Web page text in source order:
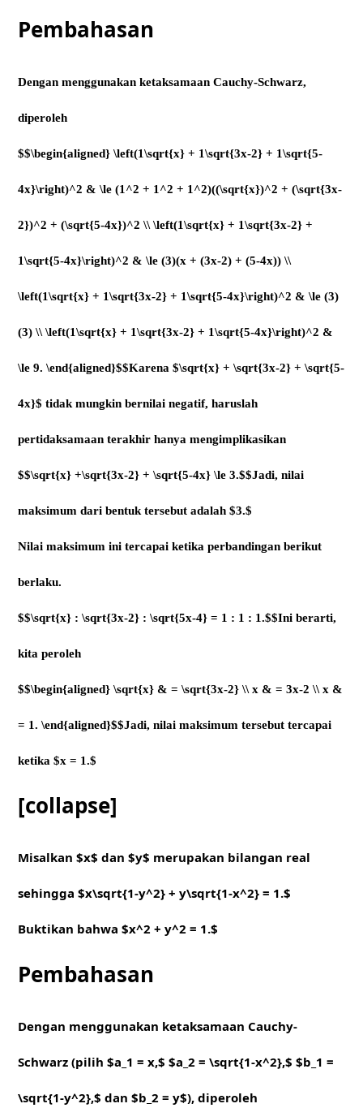
Pembahasan
Dengan menggunakan ketaksamaan Cauchy-Schwarz,
diperoleh
$$\begin{aligned} \left(1\sqrt{x} + 1\sqrt{3x-2} + 1\sqrt{5-
4x}\right)^2 & \le (1^2 + 1^2 + 1^2)((\sqrt{x})^2 + (\sqrt{3x-
2})^2 + (\sqrt{5-4x})^2 \\ \left(1\sqrt{x} + 1\sqrt{3x-2} +
1\sqrt{5-4x}\right)^2 & \le (3)(x + (3x-2) + (5-4x)) \\
\left(1\sqrt{x} + 1\sqrt{3x-2} + 1\sqrt{5-4x}\right)^2 & \le (3)
(3) \\ \left(1\sqrt{x} + 1\sqrt{3x-2} + 1\sqrt{5-4x}\right)^2 &
\le 9. \end{aligned}$$Karena $\sqrt{x} + \sqrt{3x-2} + \sqrt{5-
4x}$ tidak mungkin bernilai negatif, haruslah
pertidaksamaan terakhir hanya mengimplikasikan
$$\sqrt{x} +\sqrt{3x-2} + \sqrt{5-4x} \le 3.$$Jadi, nilai
maksimum dari bentuk tersebut adalah $3.$
Nilai maksimum ini tercapai ketika perbandingan berikut
berlaku.
$$\sqrt{x} : \sqrt{3x-2} : \sqrt{5x-4} = 1 : 1 : 1.$$Ini berarti,
kita peroleh
$$\begin{aligned} \sqrt{x} & = \sqrt{3x-2} \\ x & = 3x-2 \\ x &
= 1. \end{aligned}$$Jadi, nilai maksimum tersebut tercapai
ketika $x = 1.$
[collapse]
Misalkan $x$ dan $y$ merupakan bilangan real
sehingga $x\sqrt{1-y^2} + y\sqrt{1-x^2} = 1.$
Buktikan bahwa $x^2 + y^2 = 1.$
Pembahasan
Dengan menggunakan ketaksamaan Cauchy-
Schwarz (pilih $a_1 = x,$ $a_2 = \sqrt{1-x^2},$ $b_1 =
\sqrt{1-y^2},$ dan $b_2 = y$), diperoleh